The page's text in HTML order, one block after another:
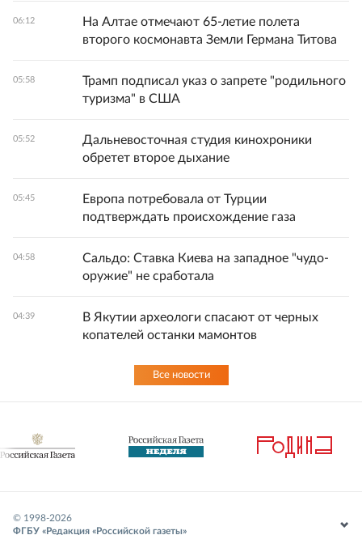
06:12
На Алтае отмечают 65-летие полета
второго космонавта Земли Германа Титова
05:58
Трамп подписал указ о запрете "родильного
туризма" в США
05:52
Дальневосточная студия кинохроники
обретет второе дыхание
05:45
Европа потребовала от Турции
подтверждать происхождение газа
04:58
Сальдо: Ставка Киева на западное "чудо-
оружие" не сработала
04:39
В Якутии археологи спасают от черных
копателей останки мамонтов
Все новости
© 1998-2026
ФГБУ «Редакция «Российской газеты»